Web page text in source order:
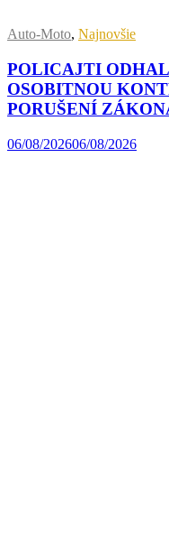
Auto-Moto, Najnovšie
POLICAJTI
OSOBITNOU
PORUŠENÍ
06/08/202606/08/2026